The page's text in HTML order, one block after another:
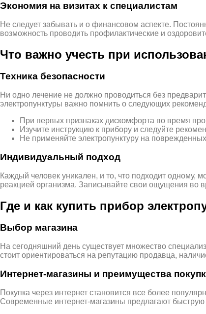
Экономия на визитах к специалистам
Не следует забывать и о финансовом аспекте.
возможность проводить профилактические и
Что важно учесть при
Техника безопасности
Ни одно лечение не должно проводиться без
электропунктуры важно помнить о следующих
При первых признаках дискомфорта во время
Изучите инструкцию к прибору и следуйте
Не применяйте электропунктуру на
Индивидуальный подход
Каждый человек уникален, и то, что подходит одному,
реакцией организма. Записывайте свои ощущения во
Где и как купить прибор
Выбор магазина
На сегодняшний день существует множество
стоит ориентироваться на репутацию продавца,
Интернет-магазины и преимущества
Покупка через интернет становится все более
Современные интернет-магазины предлагают